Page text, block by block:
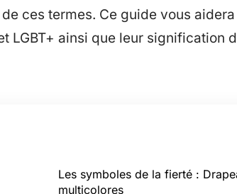
ces termes. Ce guide vous
LGBT+ ainsi que leur signification
Les symboles de la fierté :
multicolores